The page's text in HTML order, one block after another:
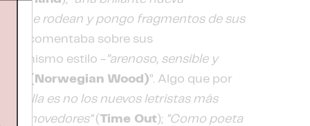
que me rodean y pongo fragmentos de sus
, comentaba sobre sus
el mismo estilo -”arenoso, sensible y
(Norwegian Wood)”. Algo que por
"Ella es no los nuevos letristas más
conmovedores"(Time Out); "Como poeta